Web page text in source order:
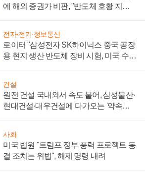
에 해외 증권가 비판, "반도체 호황 지속
전자·전기·정보통신
로이터 "삼성전자 SK하이닉스 중국 공장
용 현지 생산 반도체 장비 시험, 미국 수출
건설
원전 건설 국내외서 속도 붙어, 삼성물산·
현대건설·대우건설에 다가오는 '약속의
사회
미국 법원 "트럼프 정부 풍력 프로젝트 동
결 조치는 위법", 해제 명령 내려